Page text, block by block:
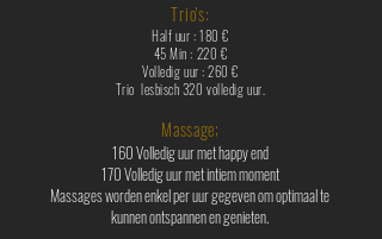
Trio's:
Half uur : 180 €
45 Min : 220 €
Volledig uur : 260 €
Trio lesbisch320 volledig uur.
Massage;
160 Volledig uur met happy end
170 Volledig uur met intiem moment
Massages worden enkel per uur gegeven om optimaal te
kunnen ontspannen en genieten.